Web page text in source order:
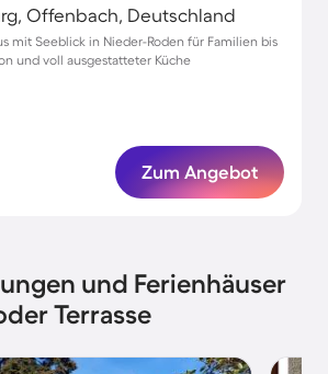
Offenbach, Deutschland
mit Seeblick in Nieder-Roden für Familien bis
und voll ausgestatteter Küche
Zum Angebot
und Ferienhäuser
Terrasse